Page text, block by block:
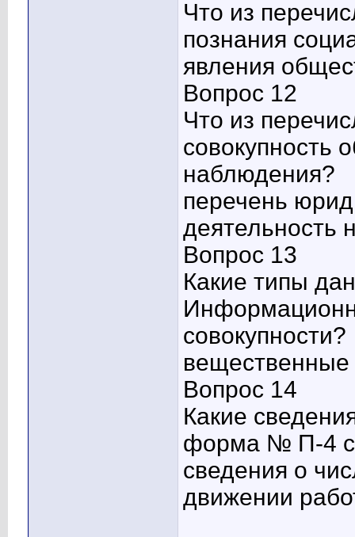
Что из
познания
явления
Вопрос 12
Что из
совокупность
наблюдения?
перечень
деятельность
Вопрос 13
Какие типы
совокупности?
вещественные
Вопрос 14
Какие
форма № П-4
сведения о
движении